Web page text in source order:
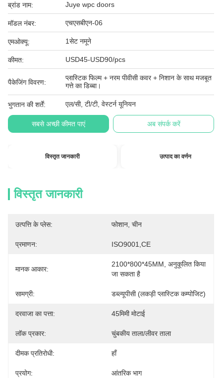
ब्रांड नाम: Juye wpc doors
मॉडल नंबर: एचएसबीएन-06
एमओक्यू: 1सेट नमूने
कीमत: USD45-USD90/pcs
पैकेजिंग विवरण:
प्लास्टिक फिल्म + नरम पीवीसी कवर + निशान के साथ मजबूत
गत्ते का डिब्बा।
भुगतान की शर्तें: एल/सी, टी/टी, वेस्टर्न यूनियन
सबसे अच्छी कीमत पाएं अब संपर्क करें
विस्तृत जानकारी उत्पाद का वर्णन
विस्तृत जानकारी
उत्पत्ति के प्लेस: फोशान, चीन
प्रमाणन: ISO9001,CE
मानक आकार:
2100*800*45MM, अनुकूलित किया
जा सकता है
सामग्री: डब्ल्यूपीसी (लकड़ी प्लास्टिक कम्पोजिट)
दरवाजा का पत्ता: 45मिमी मोटाई
लॉक प्रकार: चुंबकीय ताला/लीवर ताला
दीमक प्रतिरोधी: हाँ
प्रयोग: आंतरिक भाग